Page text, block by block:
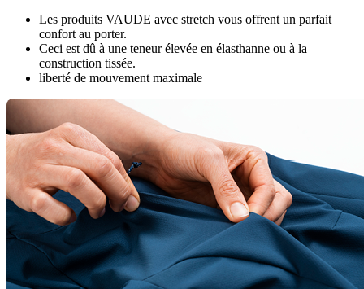
Les produits VAUDE avec stretch vous offrent un parfait
confort au porter.
Ceci est dû à une teneur élevée en élasthanne ou à la
construction tissée.
liberté de mouvement maximale